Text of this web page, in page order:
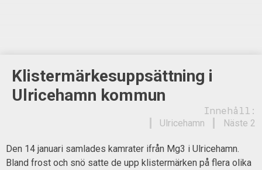
Klistermärkesuppsättning i
Ulricehamn kommun
Innehåll:
Näste 2
Ulricehamn
Den 14 januari samlades kamrater ifrån Mg3 i Ulricehamn.
Bland frost och snö satte de upp klistermärken på flera olika